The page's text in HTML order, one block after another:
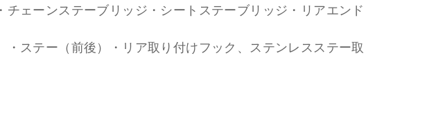
ェーンステーブリッジ・シートステーブリッジ・リアエンド
ステー（前後）・リア取り付けフック、ステンレスステー取